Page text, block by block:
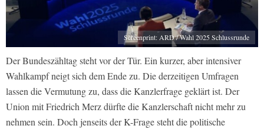
Screenprint: ARD / Wahl 2025 Schlussrunde
Der Bundeszähltag steht vor der Tür. Ein kurzer, aber intensiver
Wahlkampf neigt sich dem Ende zu. Die derzeitigen Umfragen
lassen die Vermutung zu, dass die Kanzlerfrage geklärt ist. Der
Union mit Friedrich Merz dürfte die Kanzlerschaft nicht mehr zu
nehmen sein. Doch jenseits der K-Frage steht die politische